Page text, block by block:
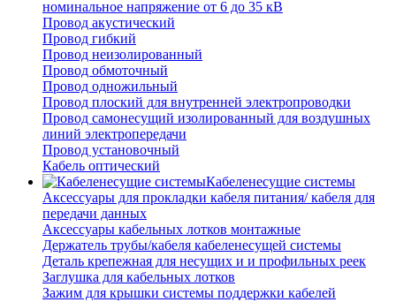
номинальное напряжение от 6 до 35 кВ
Провод акустический
Провод гибкий
Провод неизолированный
Провод обмоточный
Провод одножильный
Провод плоский для внутренней электропроводки
Провод самонесущий изолированный для воздушных
линий электропередачи
Провод установочный
Кабель оптический
Кабеленесущие системы
Аксессуары для прокладки кабеля питания/ кабеля для
передачи данных
Аксессуары кабельных лотков монтажные
Держатель трубы/кабеля кабеленесущей системы
Деталь крепежная для несущих и и профильных реек
Заглушка для кабельных лотков
Зажим для крышки системы поддержки кабелей